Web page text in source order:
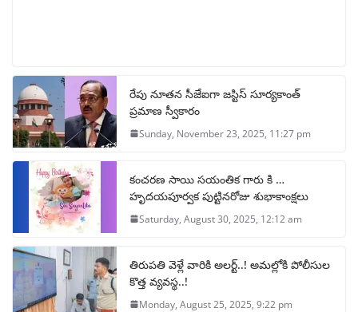
రేపు నూతన సీజేఐగా జస్టిస్ సూర్యకాంత్
ప్రమాణ స్వీకారం
Sunday, November 23, 2025, 11:27 pm
కంచరణ సాయి సయంతిక గారు కి …
హృదయపూర్వక పుట్టినరోజు శుభాకాంక్షలు
Saturday, August 30, 2025, 12:12 am
తిరుపతి వెళ్లే వారికి అలర్ట్..! అమల్లోకి పోలీసుల
కొత్త వ్యవస్థ..!
Monday, August 25, 2025, 9:22 pm